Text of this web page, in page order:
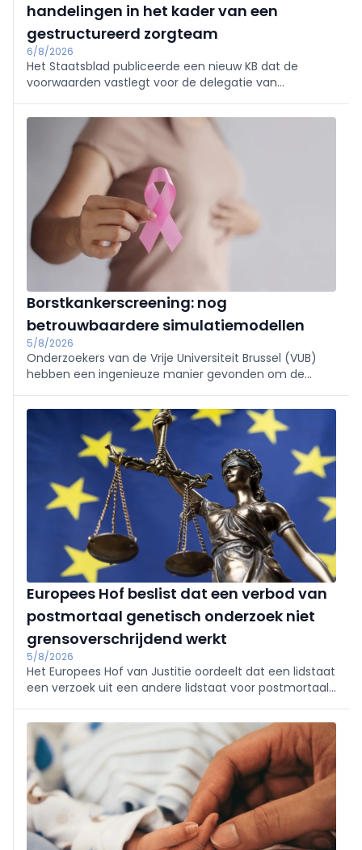
handelingen in het kader van een
gestructureerd zorgteam
6/8/2026
Het Staatsblad publiceerde een nieuw KB dat de
voorwaarden vastlegt voor de delegatie van
gestructureerd zorgteam.
Borstkankerscreening: nog
betrouwbaardere simulatiemodellen
5/8/2026
Onderzoekers van de Vrije Universiteit Brussel (VUB)
hebben een ingenieuze manier gevonden om de
grondslag liggen aan programma’s voor
borstkankerscreening.
Europees Hof beslist dat een verbod van
postmortaal genetisch onderzoek niet
grensoverschrijdend werkt
5/8/2026
Het Europees Hof van Justitie oordeelt dat een lidstaat
een verzoek uit een andere lidstaat voor postmortaal
zijn nationale wetgeving dat onderzoek verbiedt.